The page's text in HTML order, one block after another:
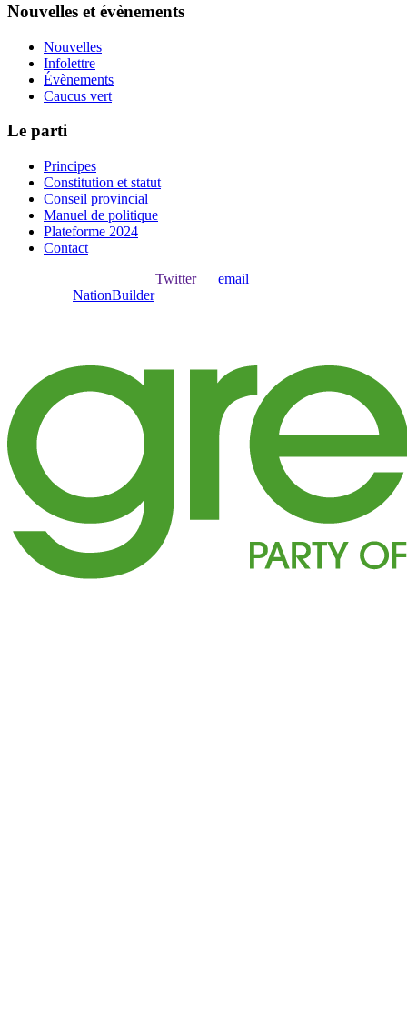
Nouvelles et évènements
Nouvelles
Infolettre
Évènements
Caucus vert
Le parti
Principes
Constitution et statut
Conseil provincial
Manuel de politique
Plateforme 2024
Contact
Twitterou email
NationBuilder